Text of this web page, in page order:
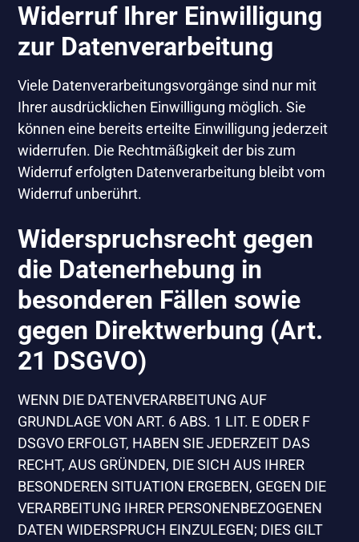
Widerruf Ihrer Einwilligung
zur Datenverarbeitung
Viele Datenverarbeitungsvorgänge sind nur mit
Ihrer ausdrücklichen Einwilligung möglich. Sie
können eine bereits erteilte Einwilligung jederzeit
widerrufen. Die Rechtmäßigkeit der bis zum
Widerruf erfolgten Datenverarbeitung bleibt vom
Widerruf unberührt.
Widerspruchsrecht gegen
die Datenerhebung in
besonderen Fällen sowie
gegen Direktwerbung (Art.
21 DSGVO)
WENN DIE DATENVERARBEITUNG AUF
GRUNDLAGE VON ART. 6 ABS. 1 LIT. E ODER F
DSGVO ERFOLGT, HABEN SIE JEDERZEIT DAS
RECHT, AUS GRÜNDEN, DIE SICH AUS IHRER
BESONDEREN SITUATION ERGEBEN, GEGEN DIE
VERARBEITUNG IHRER PERSONENBEZOGENEN
DATEN WIDERSPRUCH EINZULEGEN; DIES GILT